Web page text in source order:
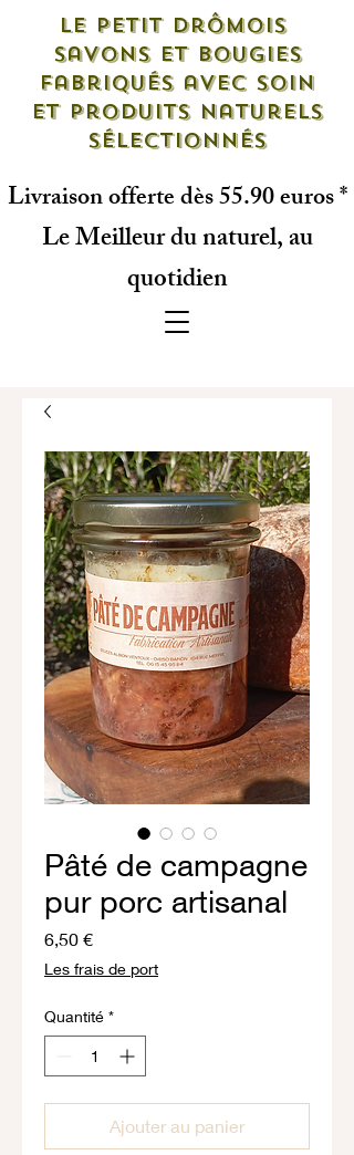
Le petit drômois
savons et bougies
fabriqués avec soin
et produits naturels
sélectionnés
Livraison offerte dès 55.90 euros *
Le Meilleur du naturel, au
quotidien
Pâté de campagne
pur porc artisanal
6,50 €Prix
Les frais de port
Quantité *
Ajouter au panier